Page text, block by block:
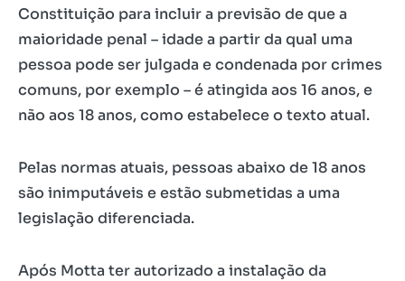
Constituição para incluir a previsão de que a
maioridade penal – idade a partir da qual uma
pessoa pode ser julgada e condenada por crimes
comuns, por exemplo – é atingida aos 16 anos, e
não aos 18 anos, como estabelece o texto atual.
Pelas normas atuais, pessoas abaixo de 18 anos
são inimputáveis e estão submetidas a uma
legislação diferenciada.
Após Motta ter autorizado a instalação da